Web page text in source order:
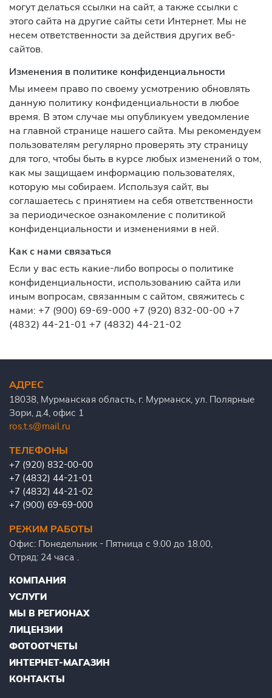
могут делаться ссылки на сайт, а также ссылки с
этого сайта на другие сайты сети Интернет. Мы не
несем ответственности за действия других веб-
сайтов.
Изменения в политике конфиденциальности
Мы имеем право по своему усмотрению обновлять
данную политику конфиденциальности в любое
время. В этом случае мы опубликуем уведомление
на главной странице нашего сайта. Мы рекомендуем
пользователям регулярно проверять эту страницу
для того, чтобы быть в курсе любых изменений о том,
как мы защищаем информацию пользователях,
которую мы собираем. Используя сайт, вы
соглашаетесь с принятием на себя ответственности
за периодическое ознакомление с политикой
конфиденциальности и изменениями в ней.
Как с нами связаться
Если у вас есть какие-либо вопросы о политике
конфиденциальности, использованию сайта или
иным вопросам, связанным с сайтом, свяжитесь с
нами: +7 (900) 69-69-000 +7 (920) 832-00-00 +7
(4832) 44-21-01 +7 (4832) 44-21-02
АДРЕС
18038, Мурманская область, г. Мурманск, ул. Полярные
Зори, д.4, офис 1
ros.t.s@mail.ru
ТЕЛЕФОНЫ
+7 (920) 832-00-00
+7 (4832) 44-21-01
+7 (4832) 44-21-02
+7 (900) 69-69-000
РЕЖИМ РАБОТЫ
Офис: Понедельник - Пятница с 9.00 до 18.00,
Отряд: 24 часа .
КОМПАНИЯ
УСЛУГИ
МЫ В РЕГИОНАХ
ЛИЦЕНЗИИ
ФОТООТЧЕТЫ
ИНТЕРНЕТ-МАГАЗИН
КОНТАКТЫ